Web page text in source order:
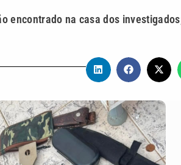
encontrado na casa dos